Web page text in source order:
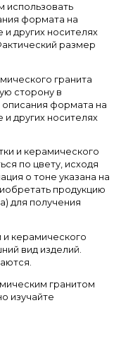
использовать
формата на
и других носителях
размер
гранита
сторону в
формата на
и других носителях
и керамического
по цвету, исходя
о тоне указана на
продукцию
для получения
и керамического
вид изделий.
гранитом
изучайте